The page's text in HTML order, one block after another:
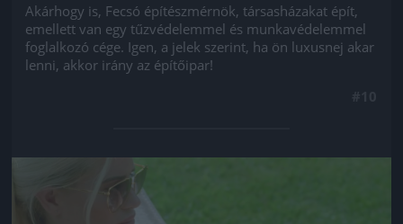
Akárhogy is, Fecsó építészmérnök, társasházakat épít,
emellett van egy tűzvédelemmel és munkavédelemmel
foglalkozó cége. Igen, a jelek szerint, ha ön luxusnej akar
lenni, akkor irány az építőipar!
Jön még kép!